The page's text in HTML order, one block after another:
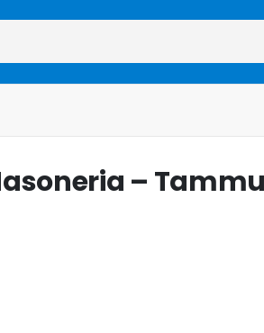
–